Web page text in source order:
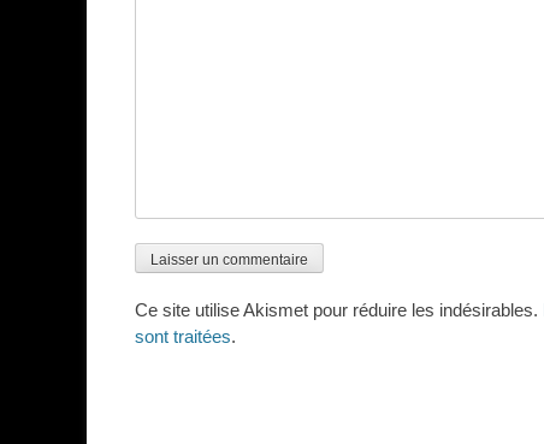
Ce site utilise Akismet pour réduire les indésirables.
sont traitées.